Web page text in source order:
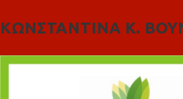
ΚΩΝΣΤΑΝΤΙΝΑ Κ.